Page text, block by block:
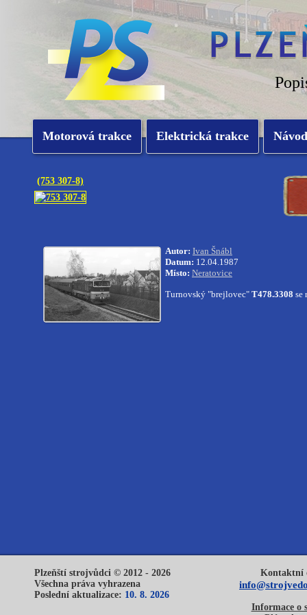
Motorová trakce Elektrická trakce
(753 307-8)
Autor: Ivan Šnábl
Datum: 12.04.1987
Místo: Neratovice
Turnovský "brejlovec" T478.3308 se
Plzeňští strojvůdci © 2012 - 2026
Všechna práva vyhrazena
Poslední aktualizace: 10. 8. 2026
Kontaktní
Informace o